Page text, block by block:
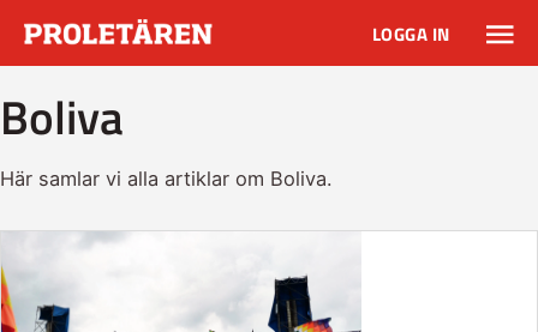
LOGGA IN
Boliva
Här samlar vi alla artiklar om Boliva.